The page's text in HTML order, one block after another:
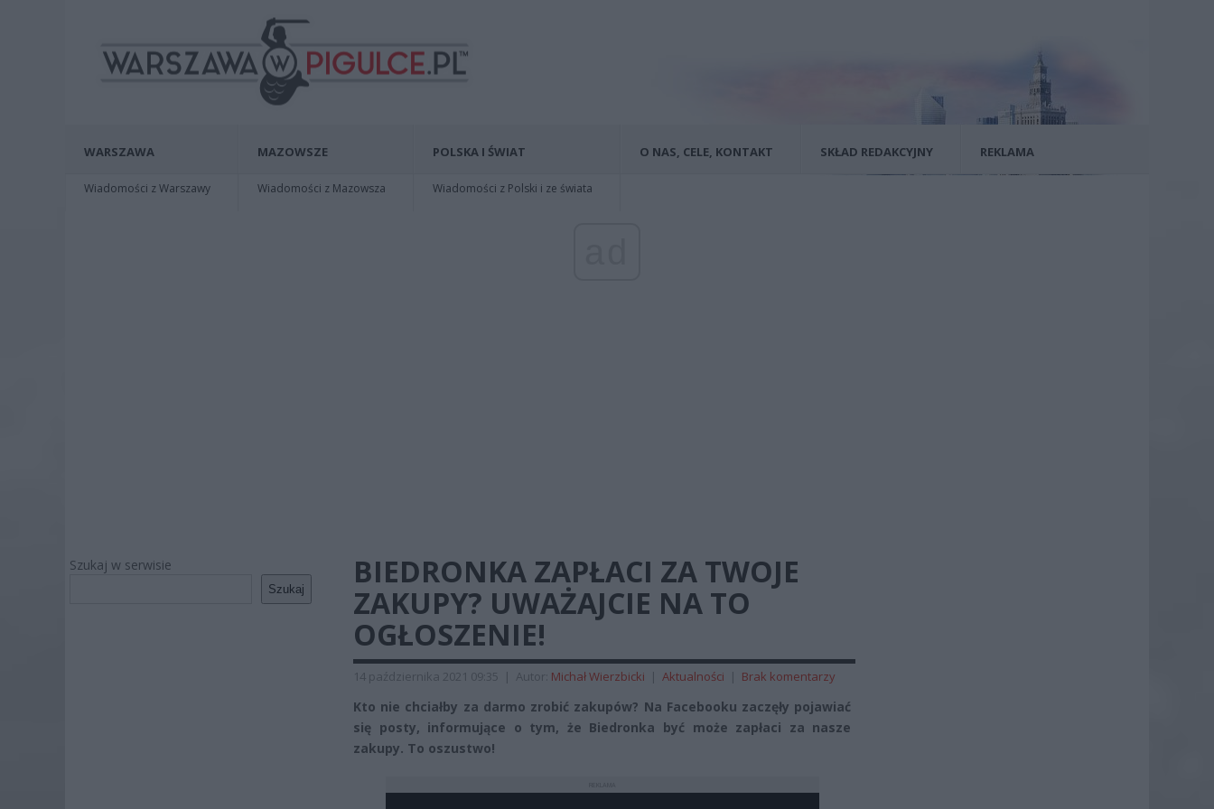
WARSZAWA
Wiadomości z Warszawy
MAZOWSZE
Wiadomości z Mazowsza
POLSKA I ŚWIAT
Wiadomości z Polski i ze świata
O NAS, CELE, KONTAKT SKŁAD REDAKCYJNY REKLAMA
Szukaj w serwisie
Szukaj
BIEDRONKA ZAPŁACI ZA TWOJE
ZAKUPY? UWAŻAJCIE NA TO
OGŁOSZENIE!
14 października 2021 09:35 | Autor: Michał Wierzbicki | Aktualności | Brak komentarzy
Kto nie chciałby za darmo zrobić zakupów? Na Facebooku zaczęły pojawiać
się posty, informujące o tym, że Biedronka być może zapłaci za nasze
zakupy. To oszustwo!